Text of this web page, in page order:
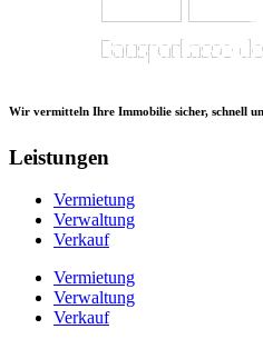
Wir vermitteln Ihre Immobilie sicher, schnell
Leistungen
Vermietung
Verwaltung
Verkauf
Vermietung
Verwaltung
Verkauf